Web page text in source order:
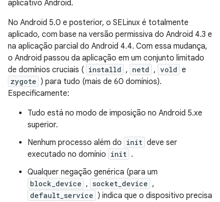
aplicativo Android.
No Android 5.0 e posterior, o SELinux é totalmente
aplicado, com base na versão permissiva do Android 4.3 e
na aplicação parcial do Android 4.4. Com essa mudança,
o Android passou da aplicação em um conjunto limitado
de domínios cruciais ( installd , netd , vold e
zygote ) para tudo (mais de 60 domínios).
Especificamente:
Tudo está no modo de imposição no Android 5.xe
superior.
Nenhum processo além do init deve ser
executado no domínio init .
Qualquer negação genérica (para um
block_device , socket_device ,
default_service ) indica que o dispositivo precisa